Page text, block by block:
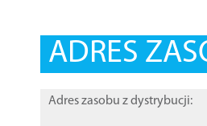
ADRES
Adres zasobu z dystrybucji: